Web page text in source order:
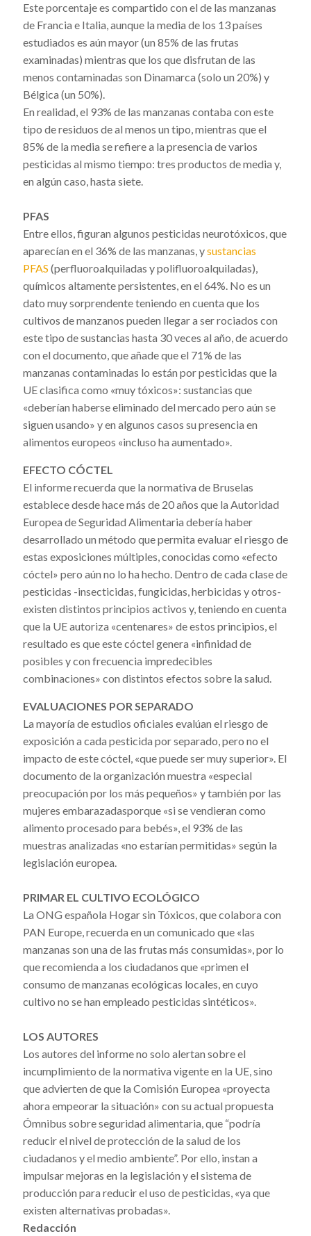
Este porcentaje es compartido con el de las manzanas
de Francia e Italia, aunque la media de los 13 países
estudiados es aún mayor (un 85% de las frutas
examinadas) mientras que los que disfrutan de las
menos contaminadas son Dinamarca (solo un 20%) y
Bélgica (un 50%).
En realidad, el 93% de las manzanas contaba con este
tipo de residuos de al menos un tipo, mientras que el
85% de la media se refiere a la presencia de varios
pesticidas al mismo tiempo: tres productos de media y,
en algún caso, hasta siete.
PFAS
Entre ellos, figuran algunos pesticidas neurotóxicos, que
aparecían en el 36% de las manzanas, ysustancias
PFAS (perfluoroalquiladas y polifluoroalquiladas),
químicos altamente persistentes, en el 64%. No es un
dato muy sorprendente teniendo en cuenta que los
cultivos de manzanos pueden llegar a ser rociados con
este tipo de sustancias hasta 30 veces al año, de acuerdo
con el documento, que añade que el 71% de las
manzanas contaminadas lo están por pesticidas que la
UE clasifica como «muy tóxicos»: sustancias que
«deberían haberse eliminado del mercado pero aún se
siguen usando» y en algunos casos su presencia en
alimentos europeos «incluso ha aumentado».
EFECTO CÓCTEL
El informe recuerda que la normativa de Bruselas
establece desde hace más de 20 años que la Autoridad
Europea de Seguridad Alimentaria debería haber
desarrollado un método que permita evaluar el riesgo de
estas exposiciones múltiples, conocidas como «efecto
cóctel» pero aún no lo ha hecho. Dentro de cada clase de
pesticidas -insecticidas, fungicidas, herbicidas y otros-
existen distintos principios activos y, teniendo en cuenta
que la UE autoriza «centenares» de estos principios, el
resultado es que este cóctel genera «infinidad de
posibles y con frecuencia impredecibles
combinaciones» con distintos efectos sobre la salud.
EVALUACIONES POR SEPARADO
La mayoría de estudios oficiales evalúan el riesgo de
exposición a cada pesticida por separado, pero no el
impacto de este cóctel, «que puede ser muy superior». El
documento de la organización muestra «especial
preocupación por los más pequeños» y también por las
mujeres embarazadasporque «si se vendieran como
alimento procesado para bebés», el 93% de las
muestras analizadas «no estarían permitidas» según la
legislación europea.
PRIMAR EL CULTIVO ECOLÓGICO
La ONG española Hogar sin Tóxicos, que colabora con
PAN Europe, recuerda en un comunicado que «las
manzanas son una de las frutas más consumidas», por lo
que recomienda a los ciudadanos que «primen el
consumo de manzanas ecológicas locales, en cuyo
cultivo no se han empleado pesticidas sintéticos».
LOS AUTORES
Los autores del informe no solo alertan sobre el
incumplimiento de la normativa vigente en la UE, sino
que advierten de que la Comisión Europea «proyecta
ahora empeorar la situación» con su actual propuesta
Ómnibus sobre seguridad alimentaria, que “podría
reducir el nivel de protección de la salud de los
ciudadanos y el medio ambiente”. Por ello, instan a
impulsar mejoras en la legislación y el sistema de
producción para reducir el uso de pesticidas, «ya que
existen alternativas probadas».
Redacción